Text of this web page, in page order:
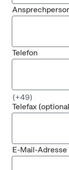
Telefon
(+49)
Telefax
E-Mail-Adresse